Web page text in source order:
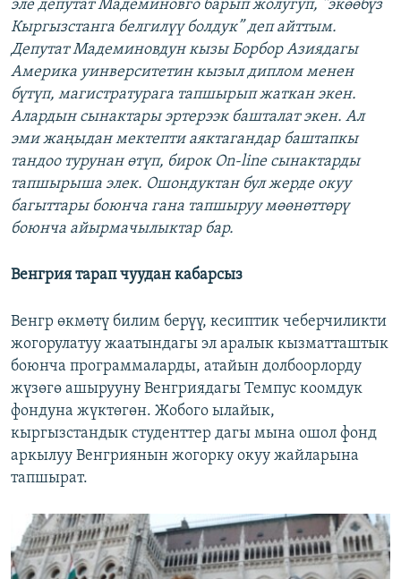
эле депутат Мадеминовго барып жолугуп, “экөөбүз
Кыргызстанга белгилүү болдук” деп айттым.
Депутат Мадеминовдун кызы Борбор Азиядагы
Америка уинверситетин кызыл диплом менен
бүтүп, магистратурага тапшырып жаткан экен.
Алардын сынактары эртерээк башталат экен. Ал
эми жаңыдан мектепти аяктагандар баштапкы
тандоо турунан өтүп, бирок On-line сынактарды
тапшырыша элек. Ошондуктан бул жерде окуу
багыттары боюнча гана тапшыруу мөөнөттөрү
боюнча айырмачылыктар бар.
Венгрия тарап чуудан кабарсыз
Венгр өкмөтү билим берүү, кесиптик чеберчиликти
жогорулатуу жаатындагы эл аралык кызматташтык
боюнча программаларды, атайын долбоорлорду
жүзөгө ашырууну Венгриядагы Темпус коомдук
фондуна жүктөгөн. Жобого ылайык,
кыргызстандык студенттер дагы мына ошол фонд
аркылуу Венгриянын жогорку окуу жайларына
тапшырат.